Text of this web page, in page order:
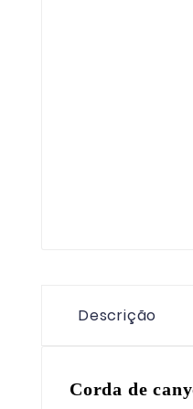
Descrição
Corda de